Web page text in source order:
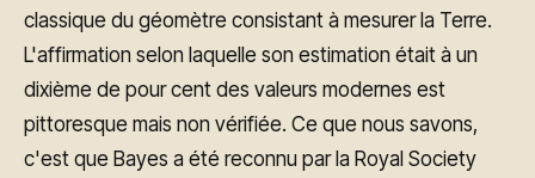
classique du géomètre consistant à mesurer la Terre.
L'affirmation selon laquelle son estimation était à un
dixième de pour cent des valeurs modernes est
pittoresque mais non vérifiée. Ce que nous savons,
c'est que Bayes a été reconnu par la Royal Society